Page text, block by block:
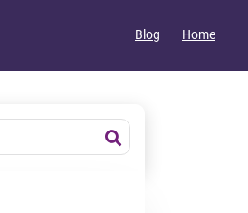
Blog Home
¿Sabias que el 90% de los
colombianos están